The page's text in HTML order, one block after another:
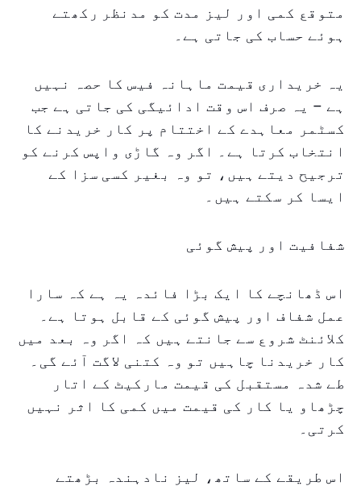
متوقع کمی اور لیز مدت کو مدنظر رکھتے
ہوئے حساب کی جاتی ہے۔
یہ خریداری قیمت ماہانہ فیس کا حصہ نہیں
ہے – یہ صرف اس وقت ادائیگی کی جاتی ہے جب
کسٹمر معاہدے کے اختتام پر کار خریدنے کا
انتخاب کرتا ہے۔ اگر وہ گاڑی واپس کرنے کو
ترجیح دیتے ہیں، تو وہ بغیر کسی سزا کے
ایسا کر سکتے ہیں۔
شفافیت اور پیش گوئی
اس ڈھانچے کا ایک بڑا فائدہ یہ ہے کہ سارا
عمل شفاف اور پیش گوئی کے قابل ہوتا ہے۔
کلائنٹ شروع سے جانتے ہیں کہ اگر وہ بعد میں
کار خریدنا چاہیں تو وہ کتنی لاگت آئے گی۔
طے شدہ مستقبل کی قیمت مارکیٹ کے اتار
چڑھاو یا کار کی قیمت میں کمی کا اثر نہیں
کرتی۔
اس طریقے کے ساتھ، لیز نادہندہ بڑھتے